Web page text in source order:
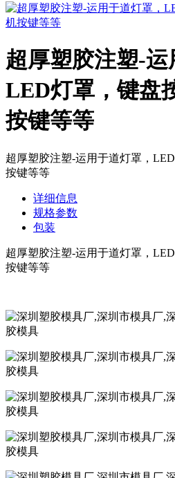
超厚塑胶注塑-运
LED灯罩，键盘
按键等等
超厚塑胶注塑-运用于道灯罩，
按键等等
详细信息
规格参数
包装
超厚塑胶注塑-运用于道灯罩，
按键等等